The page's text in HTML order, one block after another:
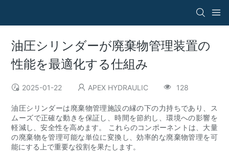
油圧シリンダーが廃棄物管理装置の
性能を最適化する仕組み
2025-01-22 APEX HYDRAULIC 128
油圧シリンダーは廃棄物管理施設の縁の下の力持ちであり、ス
ムーズで正確な動きを保証し、時間を節約し、環境への影響を
軽減し、安全性を高めます。 これらのコンポーネントは、大量
の廃棄物を管理可能な単位に変換し、効率的な廃棄物管理を可
能にする上で重要な役割を果たします。